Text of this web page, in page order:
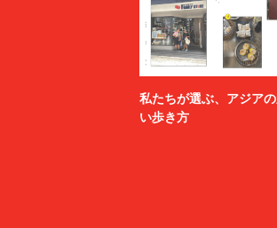
私たちが選ぶ、アジア
い歩き方